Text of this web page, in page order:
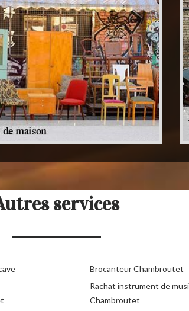
services
Brocanteur Chambroutet
Rachat instrument de
Chambroutet